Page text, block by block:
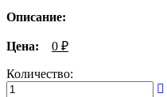
Описание:
Цена: 0 ₽
Количество: